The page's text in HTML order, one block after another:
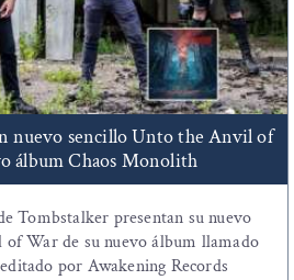
nuevo sencillo Unto the Anvil of
álbum Chaos Monolith
Tombstalker presentan su nuevo
War de su nuevo álbum llamado
por Awakening Records